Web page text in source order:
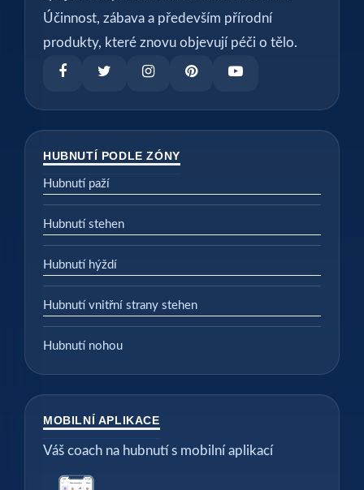
Účinnost, zábava a především přírodní
produkty, které znovu objevují péči o tělo.
HUBNUTÍ PODLE ZÓNY
Hubnutí paží
Hubnutí stehen
Hubnutí hýždí
Hubnutí vnitřní strany stehen
Hubnutí nohou
MOBILNÍ APLIKACE
Váš coach na hubnutí s mobilní aplikací